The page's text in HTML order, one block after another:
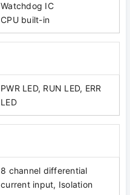
Watchdog IC
CPU built-in
PWR LED, RUN LED, ERR
LED
8 channel differential
current input, Isolation